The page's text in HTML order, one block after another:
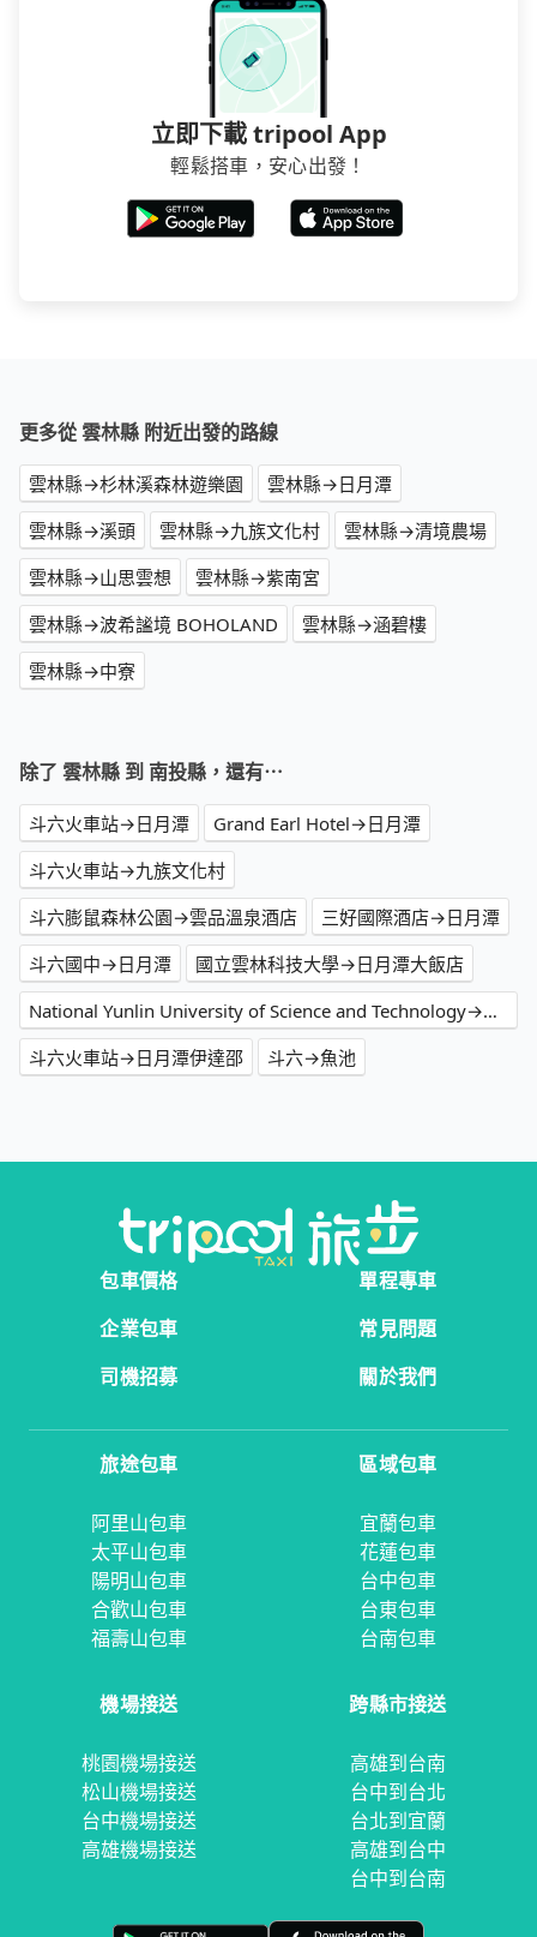
立即下載 tripool App
輕鬆搭車，安心出發！
更多從 雲林縣 附近出發的路線
雲林縣→杉林溪森林遊樂園
雲林縣→日月潭
雲林縣→溪頭
雲林縣→九族文化村
雲林縣→清境農場
雲林縣→山思雲想
雲林縣→紫南宮
雲林縣→波希謐境 BOHOLAND
雲林縣→涵碧樓
雲林縣→中寮
除了 雲林縣 到 南投縣，還有⋯
斗六火車站→日月潭
Grand Earl Hotel→日月潭
斗六火車站→九族文化村
斗六膨鼠森林公園→雲品溫泉酒店
三好國際酒店→日月潭
斗六國中→日月潭
國立雲林科技大學→日月潭大飯店
National Yunlin University of Science and Technology→日月潭
斗六火車站→日月潭伊達邵
斗六→魚池
包車價格
單程專車
企業包車
常見問題
司機招募
關於我們
旅途包車
阿里山包車
太平山包車
陽明山包車
合歡山包車
福壽山包車
區域包車
宜蘭包車
花蓮包車
台中包車
台東包車
台南包車
機場接送
桃園機場接送
松山機場接送
台中機場接送
高雄機場接送
跨縣市接送
高雄到台南
台中到台北
台北到宜蘭
高雄到台中
台中到台南